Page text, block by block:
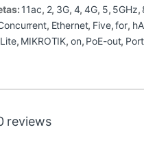
11ac, 2, 3G, 4,4G, 5, 5GHz,
, Ethernet, Five,for,
Lite, MIKROTIK, on, PoE-out, Port
reviews